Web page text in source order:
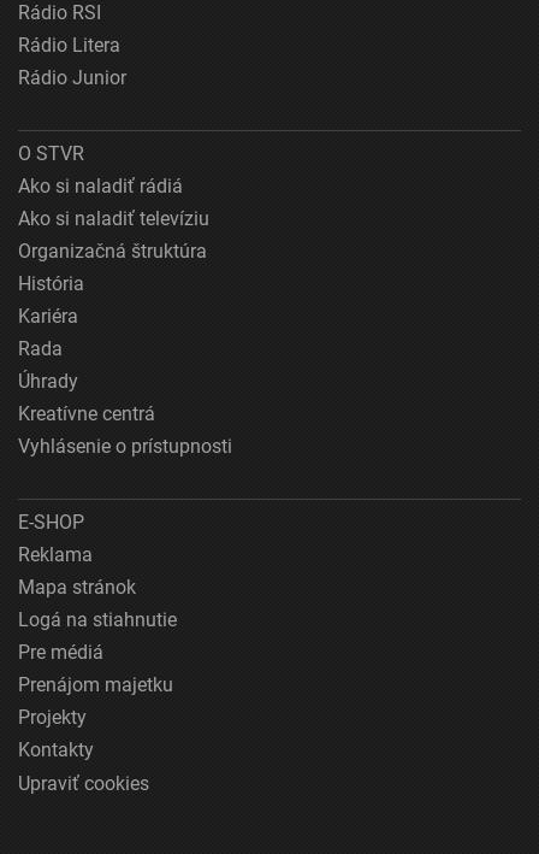
Rádio RSI
Rádio Litera
Rádio Junior
O STVR
Ako si naladiť rádiá
Ako si naladiť televíziu
Organizačná štruktúra
História
Kariéra
Rada
Úhrady
Kreatívne centrá
Vyhlásenie o prístupnosti
E-SHOP
Reklama
Mapa stránok
Logá na stiahnutie
Pre médiá
Prenájom majetku
Projekty
Kontakty
Upraviť cookies